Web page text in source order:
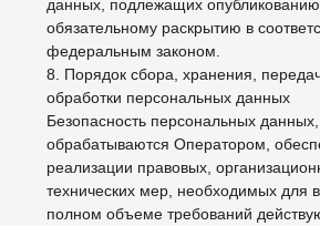
изменения политики обработки персональных данных
Оператором. Политика действует бессрочно до
замены ее новой версией.
12.3. Актуальная версия Политики в свободном
доступе расположена в сети Интернет по адресу
http://asyaefii.tilda.ws/policy.